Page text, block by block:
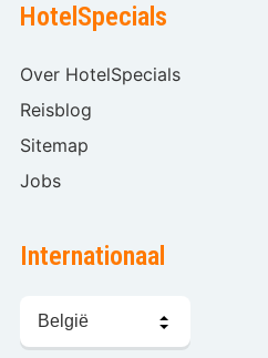
HotelSpecials
Over HotelSpecials
Reisblog
Sitemap
Jobs
Internationaal
kiezen